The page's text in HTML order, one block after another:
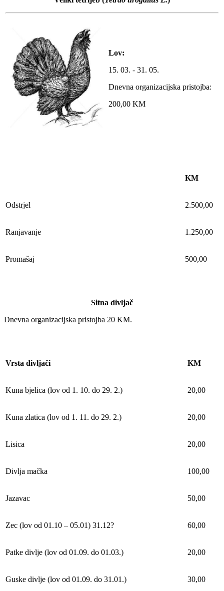
Lov:
15. 03. - 31. 05.
Dnevna organizacijska pristojba:
200,00 KM
KM
Odstrjel 2.500,00
Ranjavanje 1.250,00
Promašaj 500,00
Sitna divljač
Dnevna organizacijska pristojba 20 KM.
Vrsta divljači KM
Kuna bjelica (lov od 1. 10. do 29. 2.) 20,00
Kuna zlatica (lov od 1. 11. do 29. 2.) 20,00
Lisica 20,00
Divlja mačka 100,00
Jazavac 50,00
Zec (lov od 01.10 – 05.01) 31.12? 60,00
Patke divlje (lov od 01.09. do 01.03.) 20,00
Guske divlje (lov od 01.09. do 31.01.) 30,00